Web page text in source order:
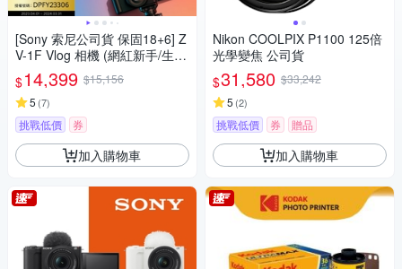
[Sony 索尼公司貨 保固18+6] Z
V-1F Vlog 相機 (網紅新手/生活
隨拍)
$14,399 $15,156
5 (7)
挑戰低價 券
加入購物車
Nikon COOLPIX P1100 125倍
光學變焦 公司貨
$31,580 $33,242
5 (2)
挑戰低價 券 贈品
加入購物車